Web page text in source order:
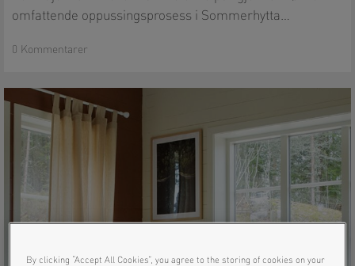
omfattende oppussingsprosess i Sommerhytta…
0 Kommentarer
By clicking “Accept All Cookies”, you agree to the storing of cookies on your